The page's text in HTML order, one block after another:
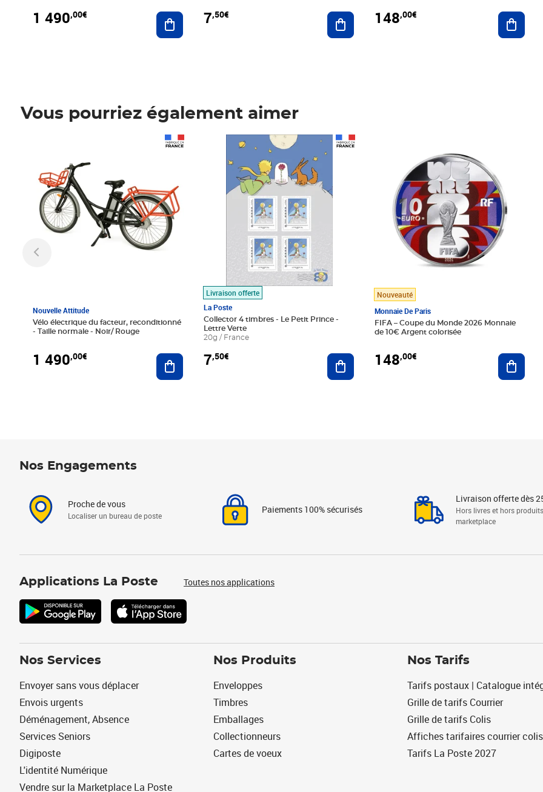
1 490,00€ Ajouter au panier
7,50€ Ajouter au panier
148,00€
Vous pourriez également aimer
Nouvelle Attitude
Vélo électrique du facteur, reconditionné
- Taille normale - Noir/ Rouge
1 490,00€ Ajouter au panier
Livraison offerte
La Poste
Collector 4 timbres - Le Petit Prince -
Lettre Verte
20g / France
7,50€
Prix 7,50€
Ajouter au panier
Nouveauté
Monnaie De Paris
FIFA – Coupe du Monde 2026 Monnaie
de 10€ Argent colorisée
148,00€
Nos Engagements
Proche de vous
Localiser un bureau de poste
Paiements 100% sécurisés
Livraison offerte dès
Hors livres et hors produits
marketplace
Applications La Poste Toutes nos applications
Nos Services
Envoyer sans vous déplacer
Envois urgents
Déménagement, Absence
Services Seniors
Digiposte
L'identité Numérique
Vendre sur la Marketplace La Poste
Nos Produits
Enveloppes
Timbres
Emballages
Collectionneurs
Cartes de voeux
Nos Tarifs
Tarifs postaux | Catalogue
Grille de tarifs Courrier
Grille de tarifs Colis
Affiches tarifaires courrier colis
Tarifs La Poste 2027